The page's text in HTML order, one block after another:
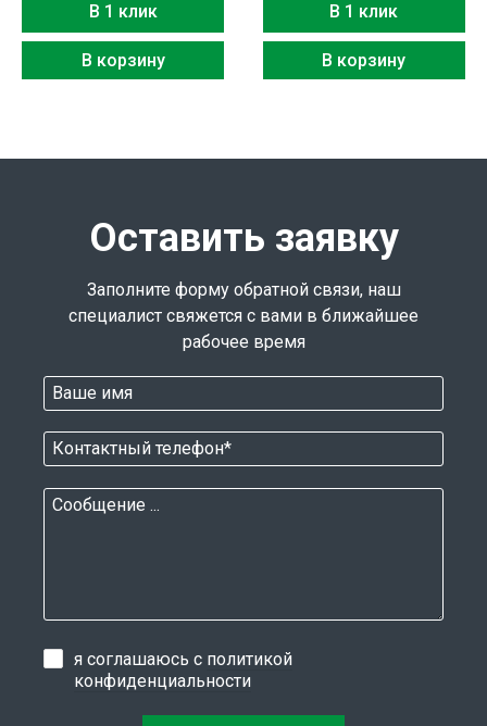
В 1 клик
В корзину
В 1 клик
В корзину
Оставить заявку
Заполните форму обратной связи, наш
специалист свяжется с вами в ближайшее
рабочее время
я соглашаюсь с политикой
конфиденциальности